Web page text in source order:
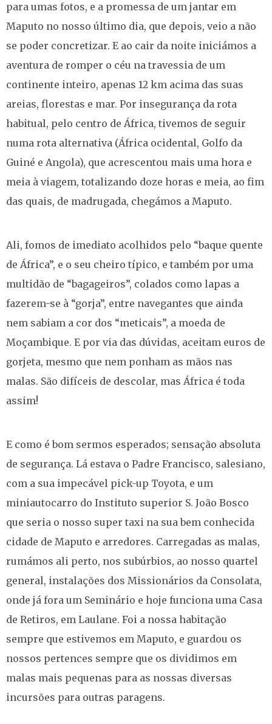
para umas fotos, e a promessa de um jantar em
Maputo no nosso último dia, que depois, veio a não
se poder concretizar. E ao cair da noite iniciámos a
aventura de romper o céu na travessia de um
continente inteiro, apenas 12 km acima das suas
areias, florestas e mar. Por insegurança da rota
habitual, pelo centro de África, tivemos de seguir
numa rota alternativa (África ocidental, Golfo da
Guiné e Angola), que acrescentou mais uma hora e
meia à viagem, totalizando doze horas e meia, ao fim
das quais, de madrugada, chegámos a Maputo.
Ali, fomos de imediato acolhidos pelo “baque quente
de África”, e o seu cheiro típico, e também por uma
multidão de “bagageiros”, colados como lapas a
fazerem-se à “gorja”, entre navegantes que ainda
nem sabiam a cor dos “meticais”, a moeda de
Moçambique. E por via das dúvidas, aceitam euros de
gorjeta, mesmo que nem ponham as mãos nas
malas. São difíceis de descolar, mas África é toda
assim!
E como é bom sermos esperados; sensação absoluta
de segurança. Lá estava o Padre Francisco, salesiano,
com a sua impecável pick-up Toyota, e um
miniautocarro do Instituto superior S. João Bosco
que seria o nosso super taxi na sua bem conhecida
cidade de Maputo e arredores. Carregadas as malas,
rumámos ali perto, nos subúrbios, ao nosso quartel
general, instalações dos Missionários da Consolata,
onde já fora um Seminário e hoje funciona uma Casa
de Retiros, em Laulane. Foi a nossa habitação
sempre que estivemos em Maputo, e guardou os
nossos pertences sempre que os dividimos em
malas mais pequenas para as nossas diversas
incursões para outras paragens.